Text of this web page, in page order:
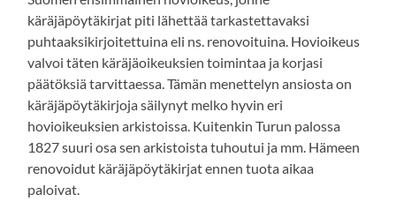
käräjäpöytäkirjat piti lähettää tarkastettavaksi
puhtaaksikirjoitettuina eli ns. renovoituina. Hovioikeus
valvoi täten käräjäoikeuksien toimintaa ja korjasi
päätöksiä tarvittaessa. Tämän menettelyn ansiosta on
käräjäpöytäkirjoja säilynyt melko hyvin eri
hovioikeuksien arkistoissa. Kuitenkin Turun palossa
1827 suuri osa sen arkistoista tuhoutui ja mm. Hämeen
renovoidut käräjäpöytäkirjat ennen tuota aikaa
paloivat.